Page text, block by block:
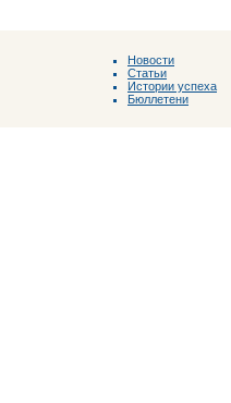
Новости
Статьи
Истории успеха
Бюллетени